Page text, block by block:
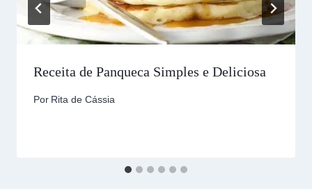
Receita de Panqueca Simples e Deliciosa
Por Rita de Cássia